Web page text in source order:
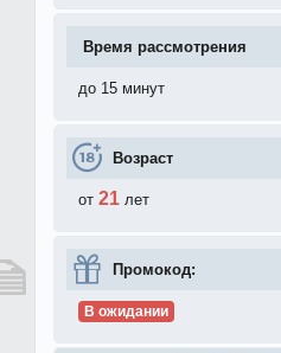
Время рассмотрения
до 15 минут
Возраст
от 21 лет
Промокод:
В ожидании